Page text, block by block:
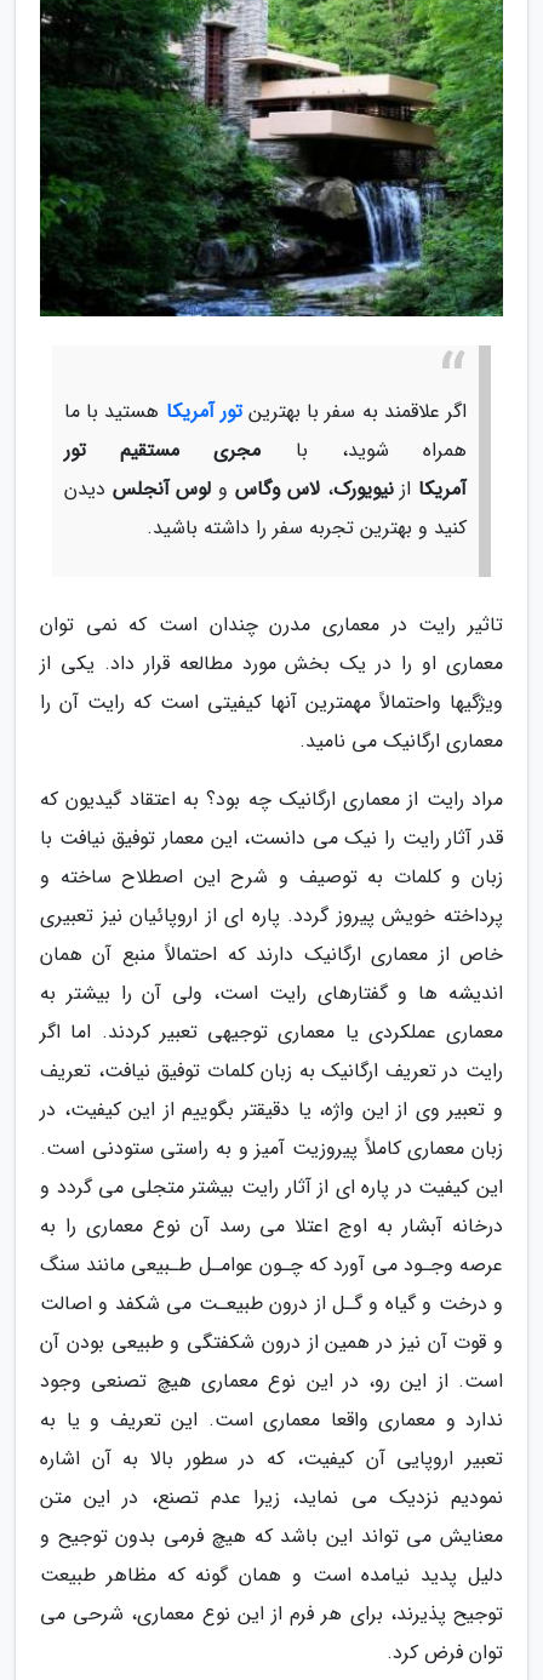
اگر علاقمند به سفر با بهترینتور آمریکا هستید با ما
همراه شوید، با مجری مستقیم تور
آمریکا ازنیویورک، لاس وگاس و لوس آنجلس دیدن
کنید و بهترین تجربه سفر را داشته باشید.
تاثیر رایت در معماری مدرن چندان است که نمی توان
معماری او را در یک بخش مورد مطالعه قرار داد. یکی از
ویژگیها واحتمالاً مهمترین آنها کیفیتی است که رایت آن را
معماری ارگانیک می نامید.
مراد رایت از معماری ارگانیک چه بود؟ به اعتقاد گیدیون که
قدر آثار رایت را نیک می دانست، این معمار توفیق نیافت با
زبان و کلمات به توصیف و شرح این اصطلاح ساخته و
پرداخته خویش پیروز گردد. پاره ای از اروپائیان نیز تعبیری
خاص از معماری ارگانیک دارند که احتمالاً منبع آن همان
اندیشه ها و گفتارهای رایت است، ولی آن را بیشتر به
معماری عملکردی یا معماری توجیهی تعبیر کردند. اما اگر
رایت در تعریف ارگانیک به زبان کلمات توفیق نیافت، تعریف
و تعبیر وی از این واژه، یا دقیقتر بگوییم از این کیفیت، در
زبان معماری کاملاً پیروزیت آمیز و به راستی ستودنی است.
این کیفیت در پاره ای از آثار رایت بیشتر متجلی می گردد و
درخانه آبشار به اوج اعتلا می رسد آن نوع معماری را به
عرصه وجـود می آورد که چـون عوامـل طـبیعی مانند سنگ
و درخت و گیاه و گـل از درون طبیعـت می شکفد و اصالت
و قوت آن نیز در همین از درون شکفتگی و طبیعی بودن آن
است. از این رو، در این نوع معماری هیچ تصنعی وجود
ندارد و معماری واقعا معماری است. این تعریف و یا به
تعبیر اروپایی آن کیفیت، که در سطور بالا به آن اشاره
نمودیم نزدیک می نماید، زیرا عدم تصنع، در این متن
معنایش می تواند این باشد که هیچ فرمی بدون توجیح و
دلیل پدید نیامده است و همان گونه که مظاهر طبیعت
توجیح پذیرند، برای هر فرم از این نوع معماری، شرحی می
توان فرض کرد.